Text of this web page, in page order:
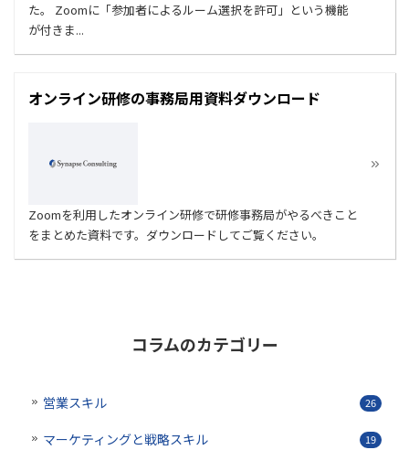
た。 Zoomに「参加者によるルーム選択を許可」という機能
が付きま...
オンライン研修の事務局用資料ダウンロード
Zoomを利用したオンライン研修で研修事務局がやるべきこと
をまとめた資料です。ダウンロードしてご覧ください。
コラムのカテゴリー
営業スキル 26
マーケティングと戦略スキル 19